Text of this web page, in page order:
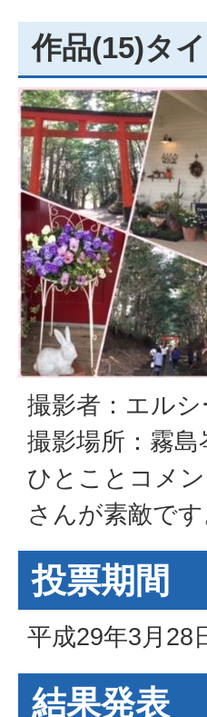
作品(15)タ
撮影者：エルシ
撮影場所：霧
ひとことコメ
さんが素敵です
投票期間
平成29年3月28
結果発表